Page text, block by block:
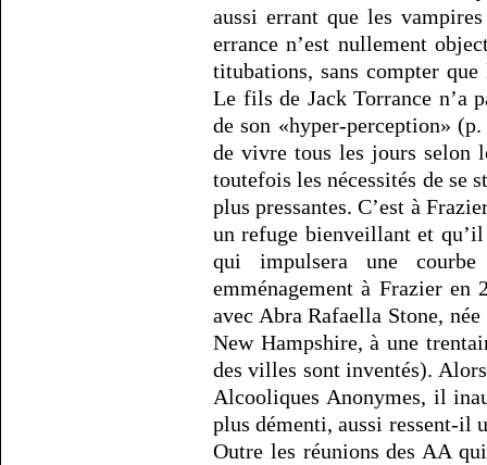
aussi errant que les
errance n’est nullement
titubations, sans compter
Le fils de Jack Torrance n’a
de son «hyper-perception»
de vivre tous les jours selon
toutefois les nécessités de se
plus pressantes. C’est à
un refuge bienveillant et
qui impulsera une
emménagement à Frazier en
avec Abra Rafaella Stone,
New Hampshire, à une
des villes sont inventés).
Alcooliques Anonymes, il
plus démenti, aussi ressent-il
Outre les réunions des AA